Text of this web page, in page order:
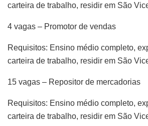
carteira de trabalho, residir em São
4 vagas – Promotor de vendas
Requisitos: Ensino médio completo,
carteira de trabalho, residir em São
15 vagas – Repositor de mercadorias
Requisitos: Ensino médio completo,
carteira de trabalho, residir em São